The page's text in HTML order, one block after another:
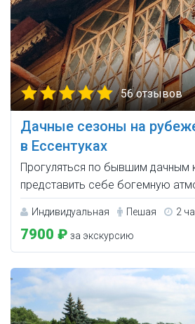
56 отзывов
Дачные сезоны на
в Ессентуках
Прогуляться по бывшим дачным
представить себе богемную
Индивидуальная Пешая 2
7900 ₽ за экскурсию